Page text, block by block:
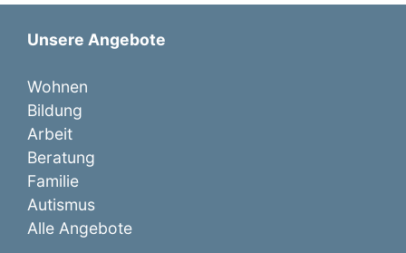
Unsere Angebote
Wohnen
Bildung
Arbeit
Beratung
Familie
Autismus
Alle Angebote